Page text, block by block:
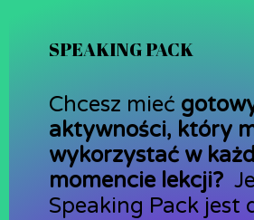
SPEAKING PACK
Chcesz mieć
aktywności, który
wykorzystać w
momencie lekcji?
Speaking Pack jest